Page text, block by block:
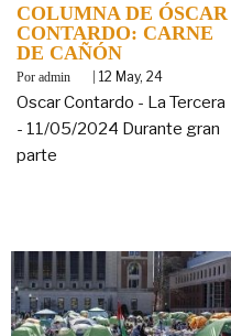
COLUMNA DE ÓSCAR
CONTARDO: CARNE
DE CAÑÓN
By admin 12 May, 24
Oscar Contardo - La Tercera
- 11/05/2024 Durante gran
parte